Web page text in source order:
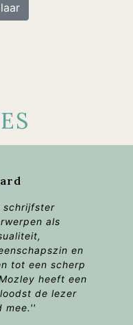
schrijfster
als
en
tot een scherp
heeft een
de lezer
mee.''